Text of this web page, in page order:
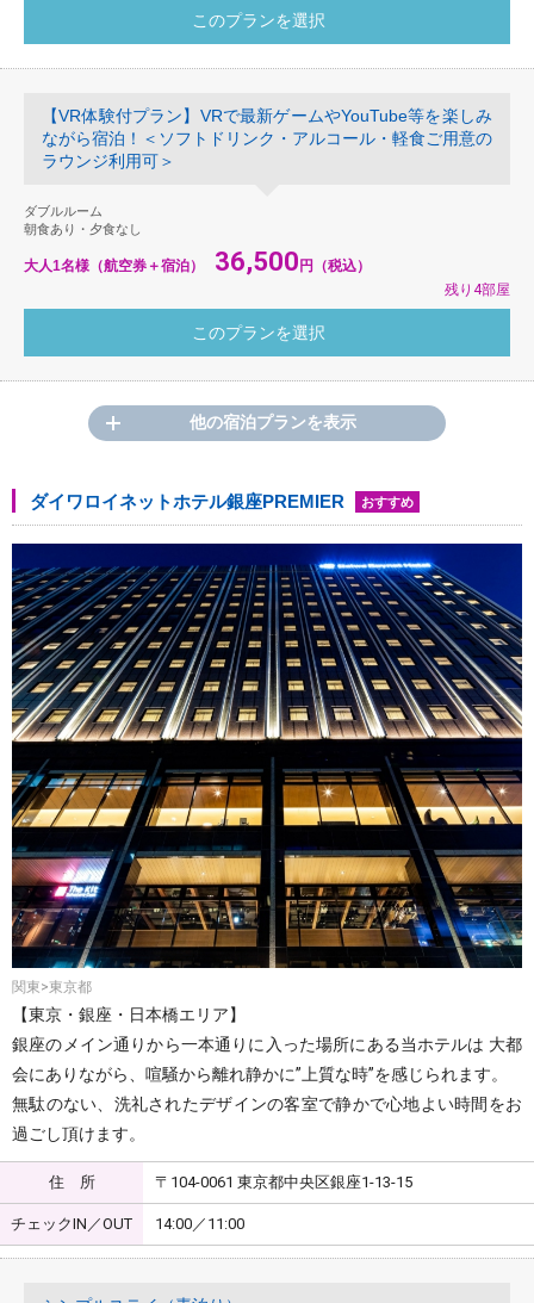
【VR体験付プラン】VRで最新ゲームやYouTube等を楽しみ
ながら宿泊！＜ソフトドリンク・アルコール・軽食ご用意の
ラウンジ利用可＞
ダブルルーム
朝食あり・夕食なし
大人1名様（航空券＋宿泊） 36,500円（税込）
残り4部屋
他の宿泊プランを表示
ダイワロイネットホテル銀座PREMIER おすすめ
関東>東京都
【東京・銀座・日本橋エリア】
銀座のメイン通りから一本通りに入った場所にある当ホテルは 大都
会にありながら、喧騒から離れ静かに”上質な時”を感じられます。
無駄のない、洗礼されたデザインの客室で静かで心地よい時間をお
過ごし頂けます。
住 所 〒104-0061 東京都中央区銀座1-13-15
チェックIN／OUT 14:00／11:00